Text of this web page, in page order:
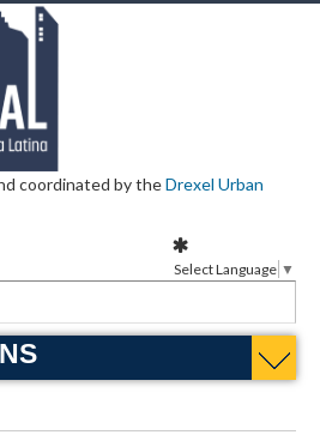
coordinated by theDrexel Urban
Select Language ▼